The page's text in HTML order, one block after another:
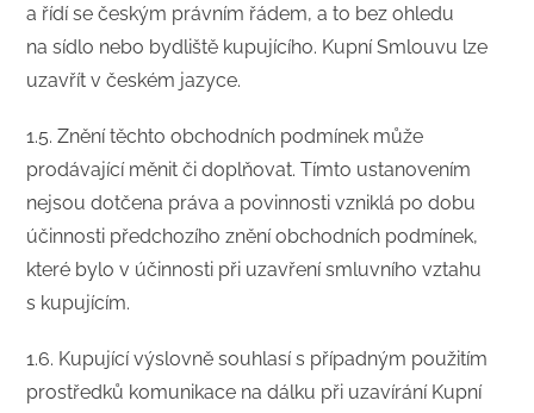
a řídí se českým právním řádem, a to bez ohledu
na sídlo nebo bydliště kupujícího. Kupní Smlouvu lze
uzavřít v českém jazyce.
1.5. Znění těchto obchodních podmínek může
prodávající měnit či doplňovat. Tímto ustanovením
nejsou dotčena práva a povinnosti vzniklá po dobu
účinnosti předchozího znění obchodních podmínek,
které bylo v účinnosti při uzavření smluvního vztahu
s kupujícím.
1.6. Kupující výslovně souhlasí s případným použitím
prostředků komunikace na dálku při uzavírání Kupní